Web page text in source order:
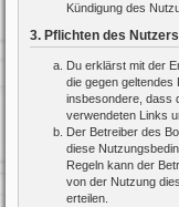
Kündigung des
3. Pflichten des Nutzers
Du erklärst mit der
die gegen
insbesondere, dass
verwendeten Links
Der Betreiber des
diese
Regeln kann der
von der Nutzung
erteilen.